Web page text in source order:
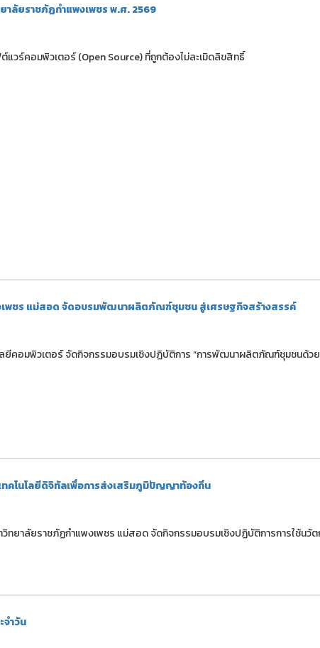
าลัยราชภัฏกำแพงเพชร พ.ศ. 2569
วร์คอมพิวเตอร์ (Open Source) ที่ถูกต้องไม่ละเมิดลิขสิทธิ์
เพชร แม่สอด จัดอบรมพัฒนาผลิตภัณฑ์ชุมชน สู่เศรษฐกิจสร้างสรรค์
ยีคอมพิวเตอร์ จัดกิจกรรมอบรมเชิงปฏิบัติการ “การพัฒนาผลิตภัณฑ์ชุมชนด้วย
ทคโนโลยีดิจิทัลเพื่อการส่งเสริมภูมิปัญญาท้องถิ่น
ทยาลัยราชภัฏกำแพงเพชร แม่สอด จัดกิจกรรมอบรมเชิงปฏิบัติการการใช้นวั
จำวัน